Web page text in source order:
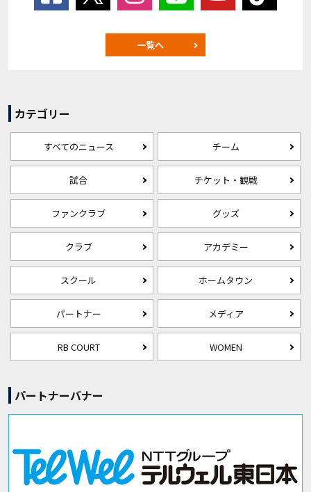
一覧へ
カテゴリー
すべてのニュース チーム
試合 チケット・観戦
ファンクラブ グッズ
クラブ アカデミー
スクール ホームタウン
パートナー メディア
RB COURT WOMEN
パートナーバナー